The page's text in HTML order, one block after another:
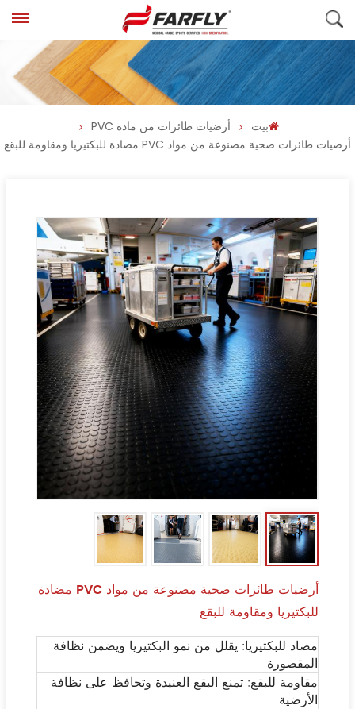
بيت
أرضيات طائرات من مادة PVC
أرضيات طائرات صحية مصنوعة من مواد PVC مضادة للبكتيريا ومقاومة للبقع
أرضيات طائرات صحية مصنوعة من مواد PVC مضادة
للبكتيريا ومقاومة للبقع
مضاد للبكتيريا: يقلل من نمو البكتيريا ويضمن نظافة
المقصورة
مقاومة للبقع: تمنع البقع العنيدة وتحافظ على نظافة
الأرضية